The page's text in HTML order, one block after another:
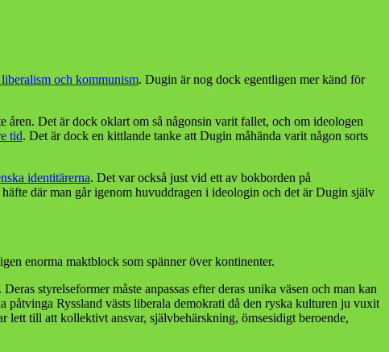
och kommunism. Dugin är nog dock egentligen mer känd för
Det är dock oklart om så någonsin varit fallet, och om ideologen
tid. Det är dock en kittlande tanke att Dugin måhända varit någon sorts
identitärerna. Det var också just vid ett av bokborden på
där man går igenom huvuddragen i ideologin och det är Dugin själv
enorma maktblock som spänner över kontinenter.
styrelseformer måste anpassas efter deras unika väsen och man kan
Ryssland västs liberala demokrati då den ryska kulturen ju vuxit
lett till att kollektivt ansvar, självbehärskning, ömsesidigt beroende,